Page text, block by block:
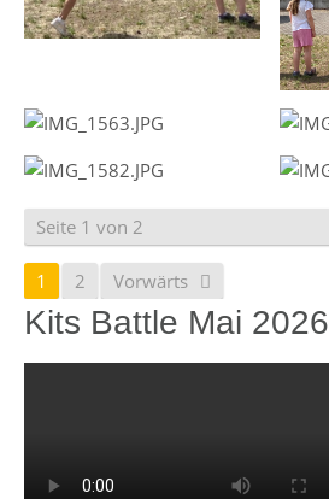
Seite 1 von 2
1 2 Vorwärts
Kits Battle Mai 2026